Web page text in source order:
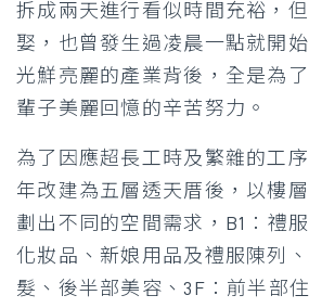
拆成兩天進行看似時間充裕，
娶，也曾發生過凌晨一點就開
光鮮亮麗的產業背後，全是為
輩子美麗回憶的辛苦努力。
為了因應超長工時及繁雜的工
年改建為五層透天厝後，以樓
劃出不同的空間需求，B1：禮服
化妝品、新娘用品及禮服陳列
髮、後半部美容、3F：前半部